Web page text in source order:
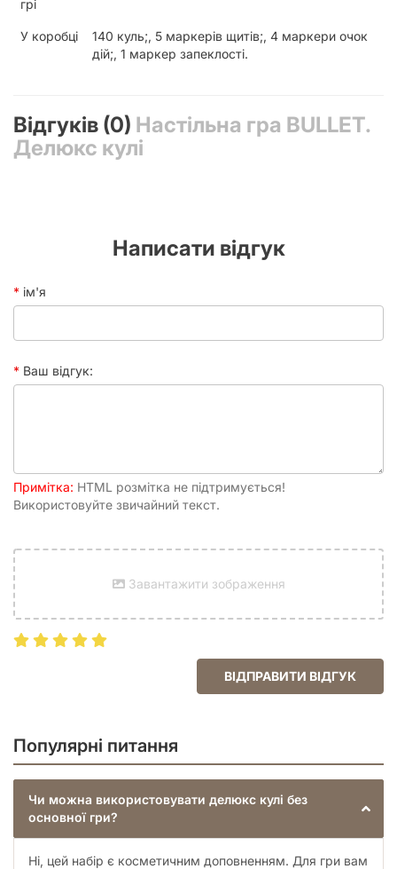
грі
У коробці
140 куль;, 5 маркерів щитів;, 4 маркери очок
дій;, 1 маркер запеклості.
Відгуків (0) Настільна гра BULLET.
Делюкс кулі
Написати відгук
ім'я
Ваш відгук:
Примітка: HTML розмітка не підтримується!
Використовуйте звичайний текст.
Завантажити зображення
ВІДПРАВИТИ ВІДГУК
Популярні питання
Чи можна використовувати делюкс кулі без
основної гри?
Ні, цей набір є косметичним доповненням. Для гри вам